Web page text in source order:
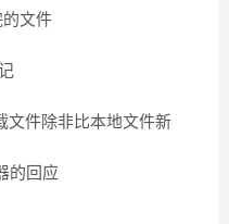
的文件
文件除非比本地文件新
的回应